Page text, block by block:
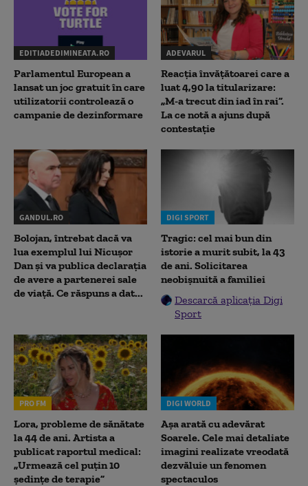
EDITIADEDIMINEATA.RO
Parlamentul European a
lansat un joc gratuit în care
utilizatorii controlează o
campanie de dezinformare
ADEVARUL
Reacția învățătoarei care a
luat 4,90 la titularizare:
„M-a trecut din iad în rai”.
La ce notă a ajuns după
contestație
GANDUL.RO
Bolojan, întrebat dacă va
lua exemplul lui Nicușor
Dan și va publica declarația
de avere a partenerei sale
de viață. Ce răspuns a dat...
DIGI SPORT
Tragic: cel mai bun din
istorie a murit subit, la 43
de ani. Solicitarea
neobișnuită a familiei
Descarcă aplicația Digi
Sport
PRO FM
Lora, probleme de sănătate
la 44 de ani. Artista a
publicat raportul medical:
„Urmează cel puțin 10
ședințe de terapie”
DIGI WORLD
Așa arată cu adevărat
Soarele. Cele mai detaliate
imagini realizate vreodată
dezvăluie un fenomen
spectaculos